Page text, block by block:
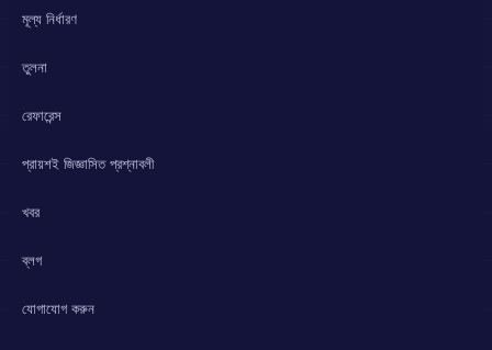
মূল্য নির্ধারণ
তুলনা
রেফারেন্স
প্রায়শই জিজ্ঞাসিত প্রশ্নাবলী
খবর
ব্লগ
যোগাযোগ করুন